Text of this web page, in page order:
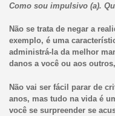
Como sou impulsivo (a).
Não se trata de negar a
exemplo, é uma
administrá-la da melhor
danos a você ou aos
Não vai ser fácil parar de
anos, mas tudo na vida é
você se surpreender se